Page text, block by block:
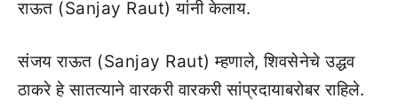
राऊत (Sanjay Raut) यांनी केलाय.
संजय राऊत (Sanjay Raut) म्हणाले, शिवसेनेचे उद्धव
ठाकरे हे सातत्याने वारकरी वारकरी सांप्रदायाबरोबर राहिले.